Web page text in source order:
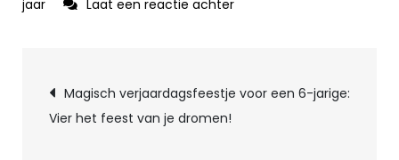
jaar
Laat een reactie achterop
voor
Berichtnavigatie
Magisch verjaardagsfeestje voor een 6-jarige:
Vier het feest van je dromen!